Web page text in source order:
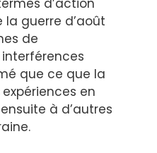
d’action
la guerre d’août
de
que ce que la
en
à d’autres